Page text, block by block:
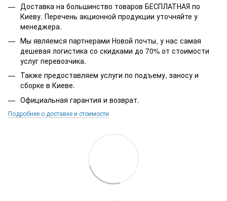
Доставка на большинство товаров БЕСПЛАТНАЯ по
Киеву. Перечень акционной продукции уточняйте у
менеджера.
Мы являемся партнерами Новой почты, у нас самая
дешевая логистика со скидками до 70% от стоимости
услуг перевозчика.
Также предоставляем услуги по подъему, заносу и
сборке в Киеве.
Официальная гарантия и возврат.
Подробнее о доставке и стоимости